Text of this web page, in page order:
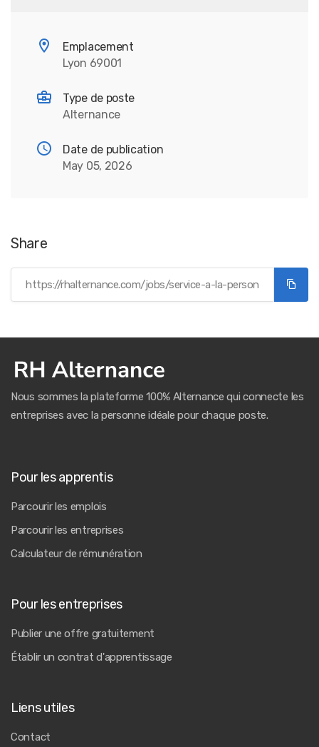
Emplacement
Lyon 69001
Type de poste
Alternance
Date de publication
May 05, 2026
Share
Nous sommes la plateforme 100% Alternance qui connecte les
entreprises avec la personne idéale pour chaque poste.
Pour les apprentis
Parcourir les emplois
Parcourir les entreprises
Calculateur de rémunération
Pour les entreprises
Publier une offre gratuitement
Établir un contrat d'apprentissage
Liens utiles
Contact